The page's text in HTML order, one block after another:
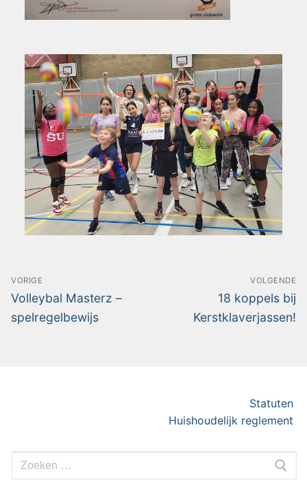
VORIGE
Volleybal Masterz –
spelregelbewijs
VOLGENDE
18 koppels bij
Kerstklaverjassen!
Statuten
Huishoudelijk reglement